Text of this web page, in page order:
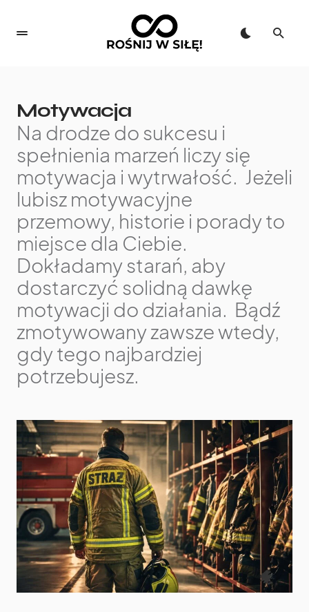
Motywacja
Na drodze do sukcesu i
spełnienia marzeń liczy się
motywacja i wytrwałość. Jeżeli
lubisz motywacyjne
przemowy, historie i porady to
miejsce dla Ciebie.
Dokładamy starań, aby
dostarczyć solidną dawkę
motywacji do działania. Bądź
zmotywowany zawsze wtedy,
gdy tego najbardziej
potrzebujesz.